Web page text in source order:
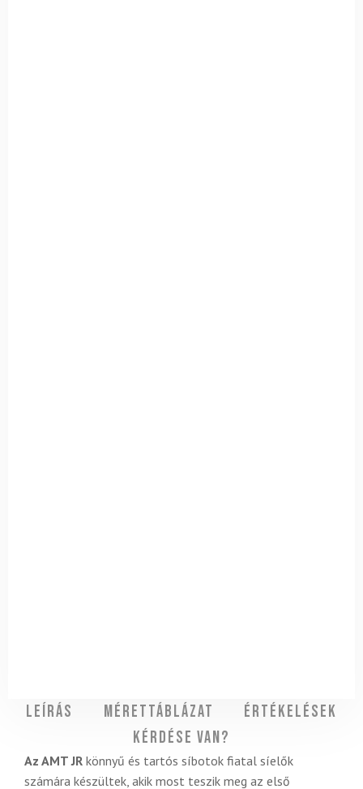
Leírás Mérettáblázat
Értékelések
Kérdése van?
Az AMT JR könnyű és tartós síbotok fiatal síelők
számára készültek, akik most teszik meg az első